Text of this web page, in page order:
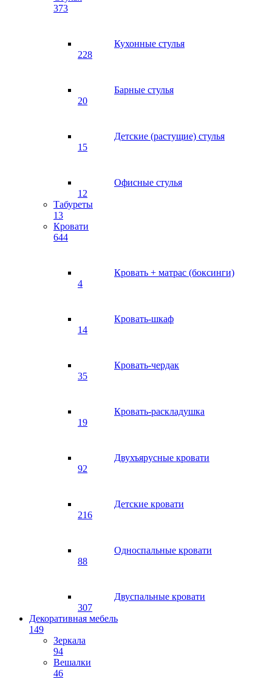
373
Кухонные стулья
228
Барные стулья
20
Детские (растущие) стулья
15
Офисные стулья
12
Табуреты
13
Кровати
644
Кровать + матрас (боксинги)
4
Кровать-шкаф
14
Кровать-чердак
35
Кровать-раскладушка
19
Двухъярусные кровати
92
Детские кровати
216
Односпальные кровати
88
Двуспальные кровати
307
Декоративная мебель
149
Зеркала
94
Вешалки
46